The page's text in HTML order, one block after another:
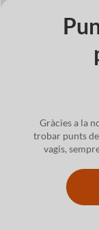
Gràcies a la
trobar punts
vagis,